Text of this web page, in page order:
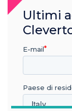
READ NEXT
Ultimi
E-mail
Paese di